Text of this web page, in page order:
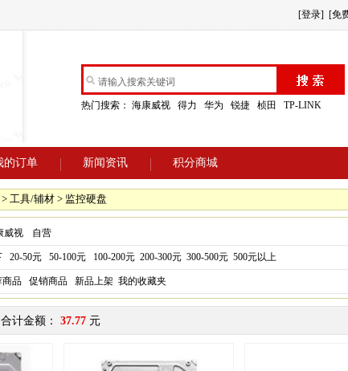
[登录] [免
热门搜索： 海康威视 得力 华为 锐捷 桢田 TP-LINK
的订单 新闻资讯 积分商城
工具/辅材 > 监控硬盘
威视 自营
20-50元 50-100元 100-200元 200-300元 300-500元 500元以上
商品 促销商品 新品上架 我的收藏夹
计金额： 37.77 元